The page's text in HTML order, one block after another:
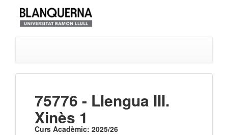
75776 - Llengua III.
Xinès 1
Curs Acadèmic: 2025/26